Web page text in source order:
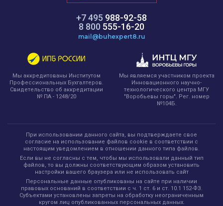
+7 495 988-92-58
8 800 555-16-20
mail@buhexpert8.ru
Мы аккредитованы Институтом
Профессиональных Бухгалтеров.
Свидетельство об аккредитации
№ ПА - 1248/20
Мы являемся участником проекта
Инновационного научно-
технологического центра МГУ
"Воробьевы горы". Рег. номер
№104Б.
При использовании данного сайта, вы подтверждаете свое
согласие на использование файлов cookie в соответствии с
настоящим уведомлением в отношении данного типа файлов.
Если вы не согласны с тем, чтобы мы использовали данный тип
файлов, то вы должны соответствующим образом установить
настройки вашего браузера или не использовать сайт
Персональные данные опубликованы на сайте при наличии
правовых оснований в соответствии с ч. 1 ст. 6 и ст. 10.1 152-ФЗ.
Субъектами установлены запреты на обработку неограниченным
кругом лиц опубликованных персональных данных.